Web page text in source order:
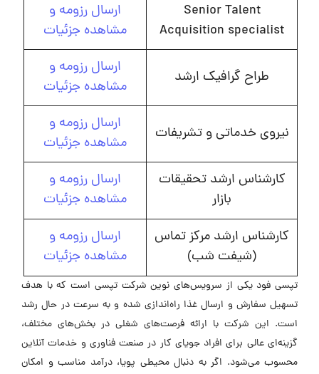
Senior Talent
Acquisition specialist
ارسال رزومه و
مشاهده جزئیات
طراح گرافیک ارشد
ارسال رزومه و
مشاهده جزئیات
نیروی خدماتی و تشریفات
ارسال رزومه و
مشاهده جزئیات
کارشناس ارشد تحقیقات
بازار
ارسال رزومه و
مشاهده جزئیات
کارشناس ارشد مرکز تماس
(شیفت شب)
ارسال رزومه و
مشاهده جزئیات
تپسی فود یکی از سرویس‌های نوین شرکت تپسی است که با هدف
تسهیل سفارش و ارسال غذا راه‌اندازی شده و به سرعت در حال رشد
است. این شرکت با ارائه فرصت‌های شغلی در بخش‌های مختلف،
گزینه‌ای عالی برای افراد جویای کار در صنعت فناوری و خدمات آنلاین
محسوب می‌شود. اگر به دنبال محیطی پویا، درآمد مناسب و امکان